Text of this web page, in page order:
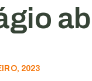
2023